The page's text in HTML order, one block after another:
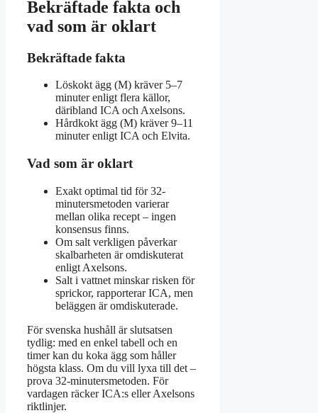
Bekräftade fakta och
vad som är oklart
Bekräftade fakta
Löskokt ägg (M) kräver 5–7
minuter enligt flera källor,
däribland ICA och Axelsons.
Hårdkokt ägg (M) kräver 9–11
minuter enligt ICA och Elvita.
Vad som är oklart
Exakt optimal tid för 32-
minutersmetoden varierar
mellan olika recept – ingen
konsensus finns.
Om salt verkligen påverkar
skalbarheten är omdiskuterat
enligt Axelsons.
Salt i vattnet minskar risken för
sprickor, rapporterar ICA, men
beläggen är omdiskuterade.
För svenska hushåll är slutsatsen
tydlig: med en enkel tabell och en
timer kan du koka ägg som håller
högsta klass. Om du vill lyxa till det –
prova 32-minutersmetoden. För
vardagen räcker ICA:s eller Axelsons
riktlinjer.